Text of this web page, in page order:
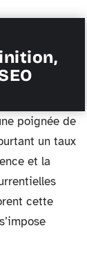
poignée de
un taux
et la
cette